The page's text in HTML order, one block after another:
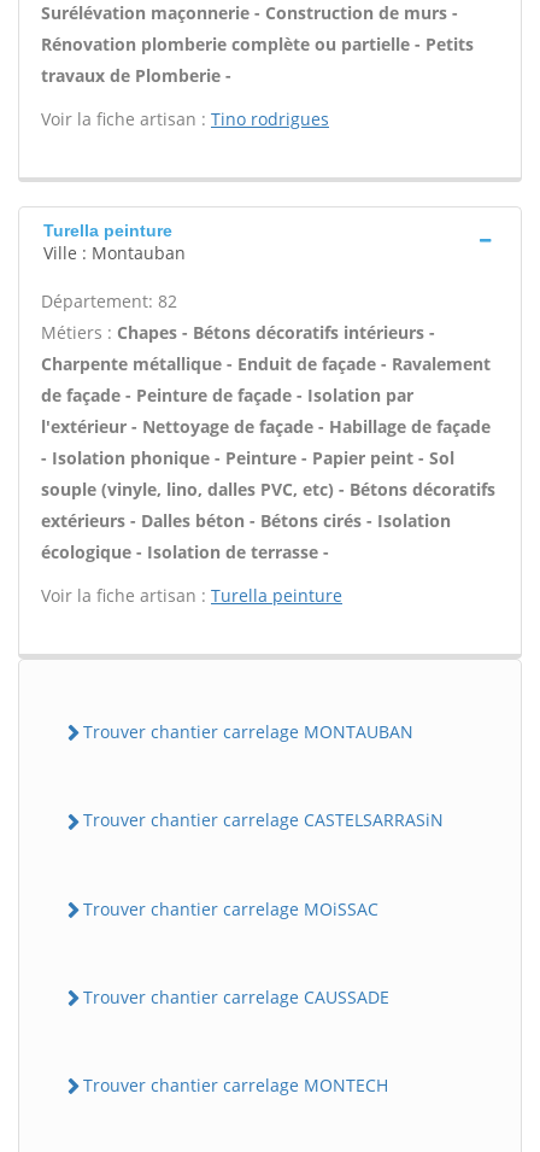
Surélévation maçonnerie - Construction de murs -
Rénovation plomberie complète ou partielle - Petits
travaux de Plomberie -
Voir la fiche artisan : Tino rodrigues
Turella peinture
Ville : Montauban
Département: 82
Métiers : Chapes - Bétons décoratifs intérieurs -
Charpente métallique - Enduit de façade - Ravalement
de façade - Peinture de façade - Isolation par
l'extérieur - Nettoyage de façade - Habillage de façade
- Isolation phonique - Peinture - Papier peint - Sol
souple (vinyle, lino, dalles PVC, etc) - Bétons décoratifs
extérieurs - Dalles béton - Bétons cirés - Isolation
écologique - Isolation de terrasse -
Voir la fiche artisan : Turella peinture
Trouver chantier carrelage MONTAUBAN
Trouver chantier carrelage CASTELSARRASiN
Trouver chantier carrelage MOiSSAC
Trouver chantier carrelage CAUSSADE
Trouver chantier carrelage MONTECH